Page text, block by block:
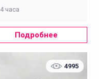
4 часа
Подробнее
4995